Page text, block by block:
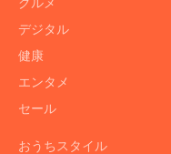
デジタル
健康
エンタメ
セール
おうちスタイル